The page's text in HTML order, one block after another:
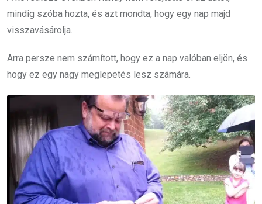
mindig szóba hozta, és azt mondta, hogy egy nap majd
visszavásárolja.
Arra persze nem számított, hogy ez a nap valóban eljön, és
hogy ez egy nagy meglepetés lesz számára.